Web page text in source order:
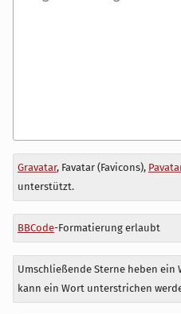
Antwort
zu
Gravatar, Favatar (Favicons),
unterstützt.
BBCode-Formatierung erlaubt
Umschließende Sterne heben ein
kann ein Wort unterstrichen